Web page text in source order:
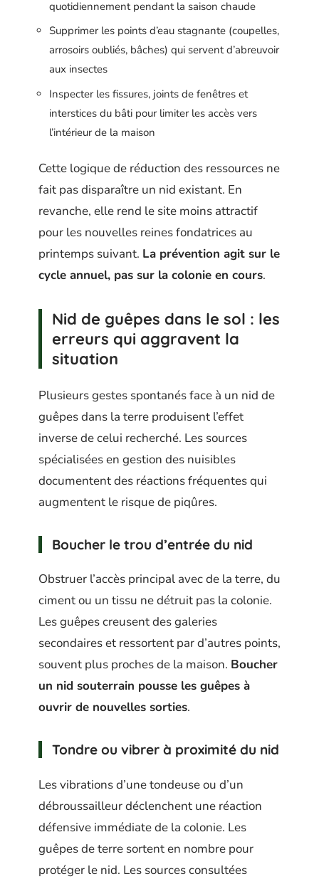
quotidiennement pendant la saison chaude
Supprimer les points d’eau stagnante (coupelles,
arrosoirs oubliés, bâches) qui servent d’abreuvoir
aux insectes
Inspecter les fissures, joints de fenêtres et
interstices du bâti pour limiter les accès vers
l’intérieur de la maison
Cette logique de réduction des ressources ne
fait pas disparaître un nid existant. En
revanche, elle rend le site moins attractif
pour les nouvelles reines fondatrices au
printemps suivant. La prévention agit sur le
cycle annuel, pas sur la colonie en cours.
Nid de guêpes dans le sol : les
erreurs qui aggravent la
situation
Plusieurs gestes spontanés face à un nid de
guêpes dans la terre produisent l’effet
inverse de celui recherché. Les sources
spécialisées en gestion des nuisibles
documentent des réactions fréquentes qui
augmentent le risque de piqûres.
Boucher le trou d’entrée du nid
Obstruer l’accès principal avec de la terre, du
ciment ou un tissu ne détruit pas la colonie.
Les guêpes creusent des galeries
secondaires et ressortent par d’autres points,
souvent plus proches de la maison. Boucher
un nid souterrain pousse les guêpes à
ouvrir de nouvelles sorties.
Tondre ou vibrer à proximité du nid
Les vibrations d’une tondeuse ou d’un
débroussailleur déclenchent une réaction
défensive immédiate de la colonie. Les
guêpes de terre sortent en nombre pour
protéger le nid. Les sources consultées